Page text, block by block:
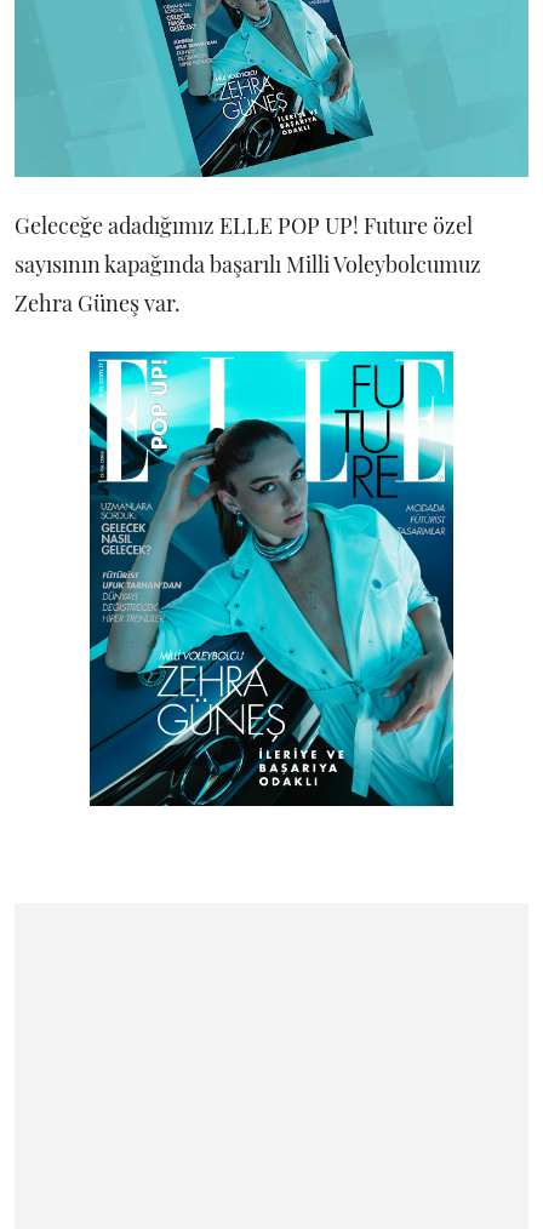
Geleceğe adadığımız ELLE POP UP! Future özel
sayısının kapağında başarılı Milli Voleybolcumuz
Zehra Güneş var.